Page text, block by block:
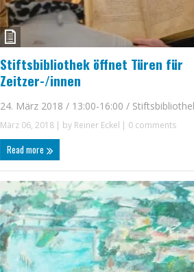
Stiftsbibliothek öffnet Türen für
Zeitzer-/innen
24. März 2018 / 13:00-16:00 /
März 06, 2018 | by Reiner Eckel | 0 comments
Read more